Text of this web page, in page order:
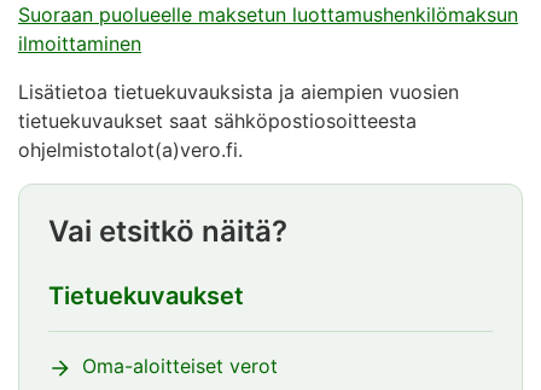
Suoraan puolueelle maksetun luottamushenkilömaksun
ilmoittaminen
Lisätietoa tietuekuvauksista ja aiempien vuosien
tietuekuvaukset saat sähköpostiosoitteesta
ohjelmistotalot(a)vero.fi.
Vai etsitkö näitä?
Tietuekuvaukset
Oma-aloitteiset verot